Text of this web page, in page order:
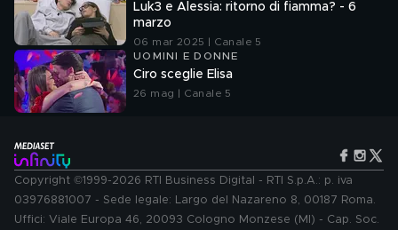
Luk3 e Alessia: ritorno di fiamma? - 6
marzo
06 mar 2025 | Canale 5
UOMINI E DONNE
Ciro sceglie Elisa
26 mag | Canale 5
Copyright ©1999-2026 RTI Business Digital - RTI S.p.A.: p. iva
03976881007 - Sede legale: Largo del Nazareno 8, 00187 Roma.
Uffici: Viale Europa 46, 20093 Cologno Monzese (MI) - Cap. Soc.